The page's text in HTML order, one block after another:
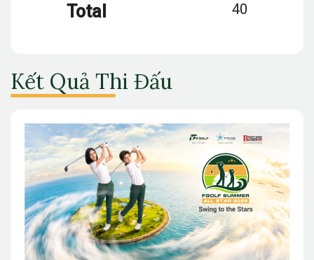
Total 40
Kết Quả Thi Đấu